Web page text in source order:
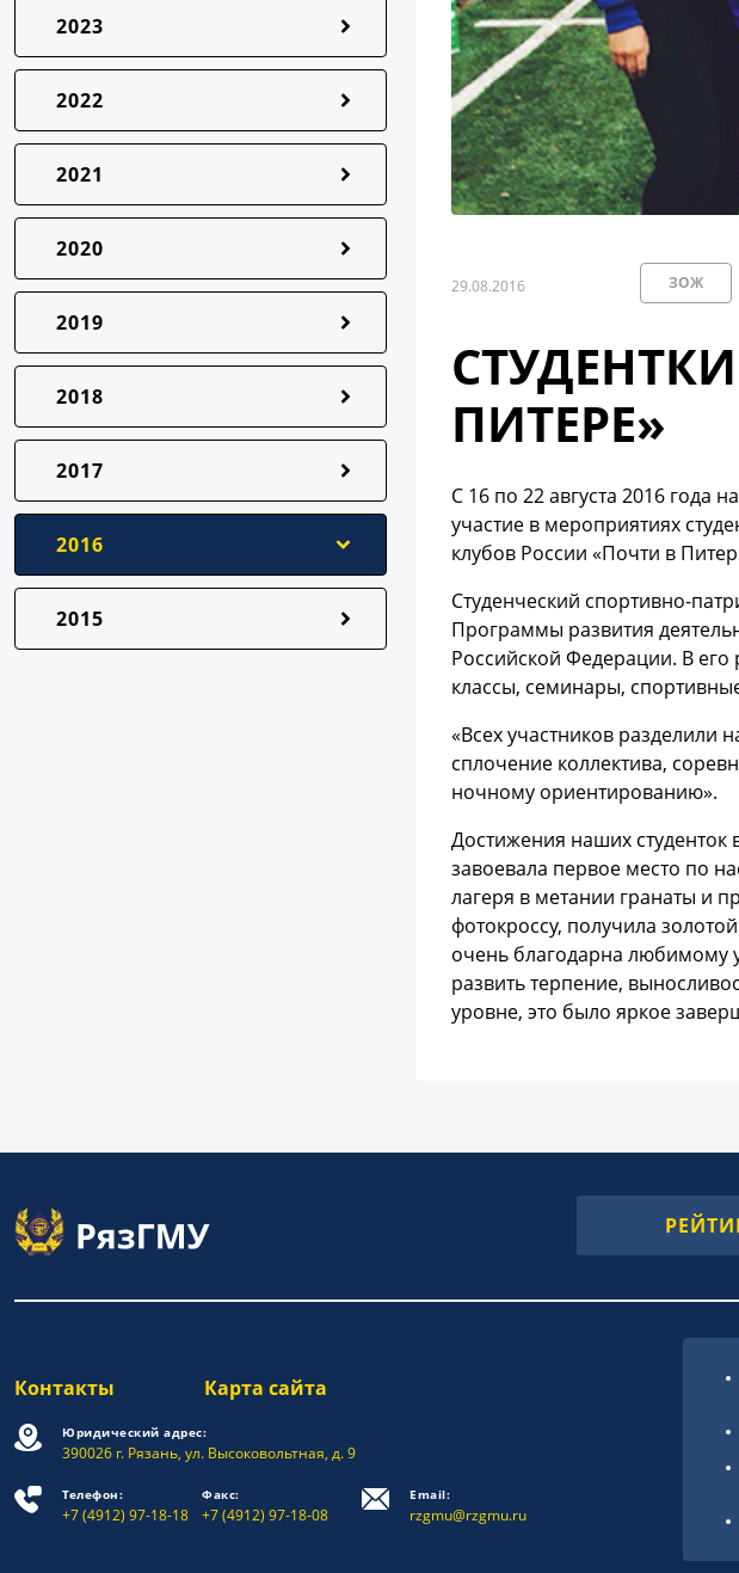
2023
2022
2021
2020
2019
2018
2017
2016
2015
29.08.2016 ЗОЖ
ПИТЕРЕ»
С 16 по 22 августа 2016 года
участие в мероприятиях
клубов России «Почти в
Студенческий спортивно-
Программы развития
Российской Федерации. В его
классы, семинары,
«Всех участников разделили
сплочение коллектива,
ночному ориентированию».
Достижения наших студенток
завоевала первое место по
лагеря в метании гранаты и
фотокроссу, получила
очень благодарна любимому
развить терпение,
уровне, это было яркое
Контакты Карта сайта
Юридический адрес:
390026 г. Рязань, ул. Высоковольтная, д. 9
Телефон:
+7 (4912) 97-18-18
Факс:
+7 (4912) 97-18-08
Email:
rzgmu@rzgmu.ru